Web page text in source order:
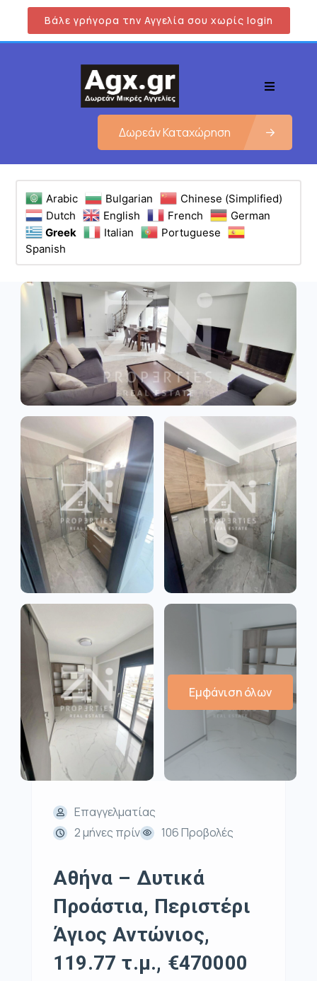
Βάλε γρήγορα την Αγγελία σου χωρίς login
Δωρεάν Καταχώρηση
Arabic Bulgarian
Chinese (Simplified)
Dutch
English French
German
Greek
Italian
Portuguese
Spanish
Εμφάνιση όλων
Επαγγελματίας
2 μήνες πρίν
106 Προβολές
Αθήνα – Δυτικά
Προάστια, Περιστέρι
Άγιος Αντώνιος,
119.77 τ.μ., €470000